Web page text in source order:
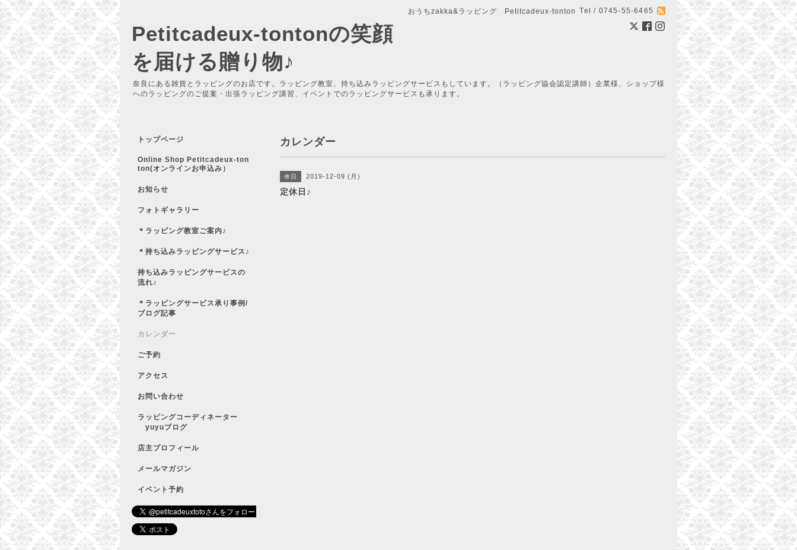
おうちzakka&ラッピング Petitcadeux-tonton Tel / 0745-55-6465
Petitcadeux-tontonの笑顔
を届ける贈り物♪
奈良にある雑貨とラッピングのお店です。ラッピング教室、持ち込みラッピングサービスもしています。（ラッピング協会認定講師）企業様、ショップ様
へのラッピングのご提案・出張ラッピング講習、イベントでのラッピングサービスも承ります。
カレンダー
休日 2019-12-09 (月)
定休日♪
トップページ
Online Shop Petitcadeux-ton
ton(オンラインお申込み）
お知らせ
フォトギャラリー
＊ラッピング教室ご案内♪
＊持ち込みラッピングサービス♪
持ち込みラッピングサービスの
流れ♪
＊ラッピングサービス承り事例/
ブログ記事
カレンダー
ご予約
アクセス
お問い合わせ
ラッピングコーディネーター
yuyuブログ
店主プロフィール
メールマガジン
イベント予約